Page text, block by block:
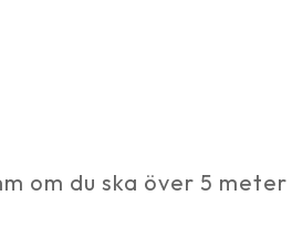
om du ska över 5 meter